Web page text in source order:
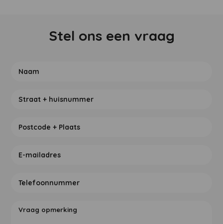
Stel ons een vraag